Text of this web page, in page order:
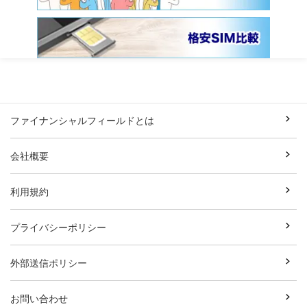
ファイナンシャルフィールドとは
会社概要
利用規約
プライバシーポリシー
外部送信ポリシー
お問い合わせ